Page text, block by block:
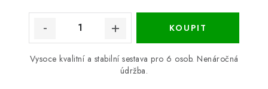
Vysoce kvalitní a stabilní sestava pro 6 osob. Nenáročná
údržba.